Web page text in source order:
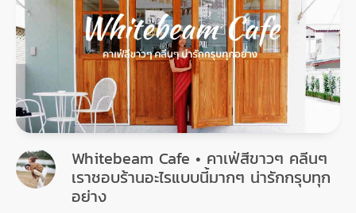
Whitebeam Cafe • คาเฟ่สีขาวๆ คลีนๆ
เราชอบร้านอะไรแบบนี้มากๆ น่ารักกรุบทุก
อย่าง